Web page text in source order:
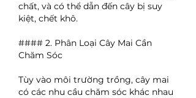
chất, và có thể dẫn đến cây bị suy
kiệt, chết khô.
#### 2. Phân Loại Cây Mai Cần
Chăm Sóc
Tùy vào môi trường trồng, cây mai
có các nhu cầu chăm sóc khác nhau